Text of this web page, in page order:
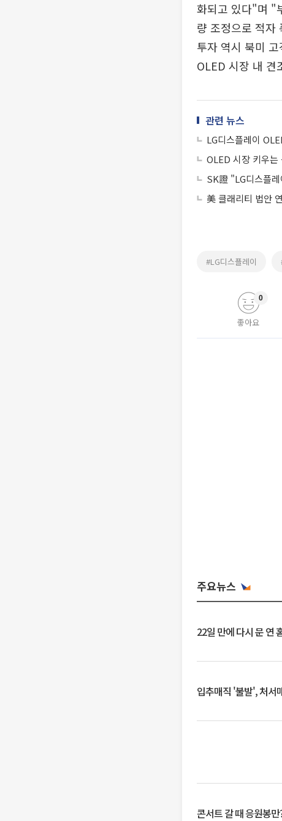
화되고 있다"며 "
량 조정으로 적자
투자 역시 북미
OLED 시장 내 견
관련 뉴스
LG디스플레이
OLED 시장 키우
SK證 "LG디스플
美 클래리티 법안
#LG디스플레이
좋아요
0
주요뉴스
22일 만에 다시 문 연
입추매직 '불발', 처서
콘서트 갈 때 응원봉